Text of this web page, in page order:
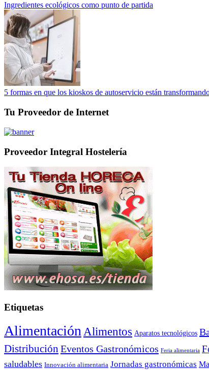
Ingredientes ecológicos como punto de partida
5 formas en que los kioskos de autoservicio están
Tu Proveedor de Internet
Proveedor Integral Hostelería
Etiquetas
Alimentación Alimentos Aparatos tecnológicos
Distribución Eventos Gastronómicos Feria alimentaria
saludables Innovación alimentaria Jornadas gastronómicas